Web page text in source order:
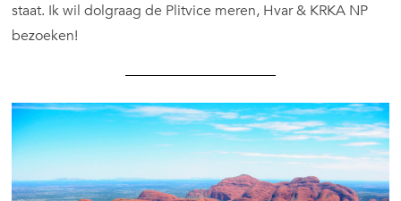
staat. Ik wil dolgraag de Plitvice meren, Hvar & KRKA NP
bezoeken!